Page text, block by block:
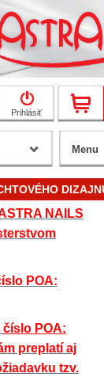
Prihlásiť
NAILS
POA:
číslo POA:
preplatí aj
tzv.
Menu